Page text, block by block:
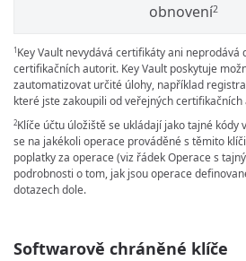
obnovení2
1 Key Vault nevydává certifikáty ani neprodává
certifikačních autorit. Key Vault poskytuje
zautomatizovat určité úlohy, například
které jste zakoupili od veřejných
2Klíče účtu úložiště se ukládají jako tajné kódy
se na jakékoli operace prováděné s těmito
poplatky za operace (viz řádek Operace s
podrobnosti o tom, jak jsou operace
dotazech dole.
Softwarově chráněné klíče